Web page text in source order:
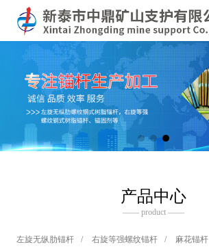
产品中心
—— product ——
左旋无纵肋锚杆 / 右旋等强螺纹锚杆 / 麻花锚杆